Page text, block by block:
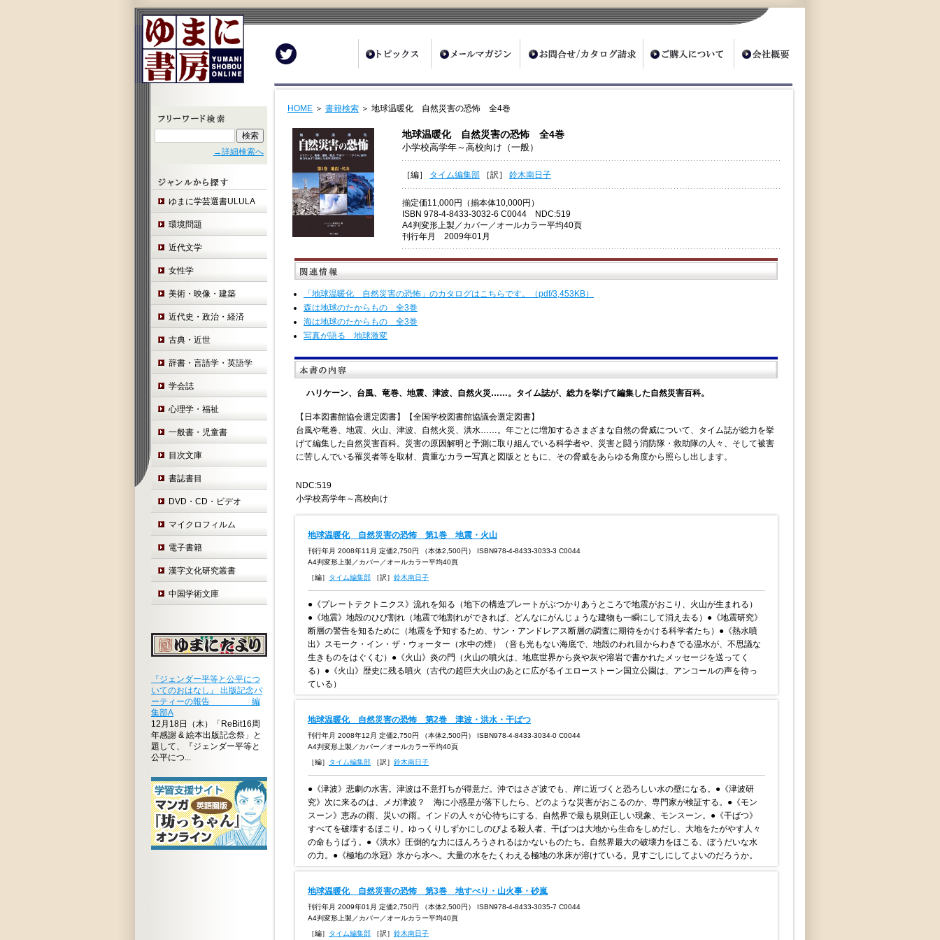
→詳細検索へ
ゆまに学芸選書ULULA
環境問題
近代文学
女性学
美術・映像・建築
近代史・政治・経済
古典・近世
辞書・言語学・英語学
学会誌
心理学・福祉
一般書・児童書
目次文庫
書誌書目
DVD・CD・ビデオ
マイクロフィルム
電子書籍
漢字文化研究叢書
中国学術文庫
『ジェンダー平等と公平につ
いてのおはなし』 出版記念パ
ーティーの報告 編
集部A
12月18日（木）「ReBit16周
年感謝 & 絵本出版記念祭」と
題して、『ジェンダー平等と
公平につ...
HOME ＞ 書籍検索 ＞ 地球温暖化 自然災害の恐怖 全4巻
地球温暖化 自然災害の恐怖 全4巻
小学校高学年～高校向け（一般）
［編］ タイム編集部 ［訳］ 鈴木南日子
揃定価11,000円（揃本体10,000円）
ISBN 978-4-8433-3032-6 C0044 NDC:519
A4判変形上製／カバー／オールカラー平均40頁
刊行年月 2009年01月
「地球温暖化 自然災害の恐怖」のカタログはこちらです。（pdf/3,453KB）
森は地球のたからもの 全3巻
海は地球のたからもの 全3巻
写真が語る 地球激変
ハリケーン、台風、竜巻、地震、津波、自然火災……。タイム誌が、総力を挙げて編集した自然災害百科。
【日本図書館協会選定図書】【全国学校図書館協議会選定図書】
台風や竜巻、地震、火山、津波、自然火災、洪水……。年ごとに増加するさまざまな自然の脅威について、タイム誌が総力を挙
げて編集した自然災害百科。災害の原因解明と予測に取り組んでいる科学者や、災害と闘う消防隊・救助隊の人々、そして被害
に苦しんでいる罹災者等を取材、貴重なカラー写真と図版とともに、その脅威をあらゆる角度から照らし出します。
NDC:519
小学校高学年～高校向け
地球温暖化 自然災害の恐怖 第1巻 地震・火山
刊行年月 2008年11月 定価2,750円 （本体2,500円） ISBN978-4-8433-3033-3 C0044
A4判変形上製／カバー／オールカラー平均40頁
［編］ タイム編集部 ［訳］ 鈴木南日子
●《プレートテクトニクス》流れを知る（地下の構造プレートがぶつかりあうところで地震がおこり、火山が生まれる）
●《地震》地殻のひび割れ（地震で地割れができれば、どんなにがんじょうな建物も一瞬にして消え去る）●《地震研究》
断層の警告を知るために（地震を予知するため、サン・アンドレアス断層の調査に期待をかける科学者たち）●《熱水噴
出》スモーク・イン・ザ・ウォーター（水中の煙）（音も光もない海底で、地殻のわれ目からわきでる温水が、不思議な
生きものをはぐくむ）●《火山》炎の門（火山の噴火は、地底世界から炎や灰や溶岩で書かれたメッセージを送ってく
る）●《火山》歴史に残る噴火（古代の超巨大火山のあとに広がるイエローストーン国立公園は、アンコールの声を待っ
ている）
地球温暖化 自然災害の恐怖 第2巻 津波・洪水・干ばつ
刊行年月 2008年12月 定価2,750円 （本体2,500円） ISBN978-4-8433-3034-0 C0044
A4判変形上製／カバー／オールカラー平均40頁
［編］ タイム編集部 ［訳］ 鈴木南日子
●《津波》悲劇の水害。津波は不意打ちが得意だ。沖ではさざ波でも、岸に近づくと恐ろしい水の壁になる。●《津波研
究》次に来るのは、メガ津波？ 海に小惑星が落下したら、どのような災害がおこるのか、専門家が検証する。●《モン
スーン》恵みの雨、災いの雨。インドの人々が心待ちにする、自然界で最も規則正しい現象、モンスーン。●《干ばつ》
すべてを破壊するほこり。ゆっくりしずかにしのびよる殺人者、干ばつは大地から生命をしめだし、大地をたがやす人々
の命もうばう。●《洪水》圧倒的な力にほんろうされるはかないものたち。自然界最大の破壊力をほこる、ぼうだいな水
の力。●《極地の氷冠》氷から水へ。大量の水をたくわえる極地の氷床が溶けている。見すごしにしてよいのだろうか。
地球温暖化 自然災害の恐怖 第3巻 地すべり・山火事・砂嵐
刊行年月 2009年01月 定価2,750円 （本体2,500円） ISBN978-4-8433-3035-7 C0044
A4判変形上製／カバー／オールカラー平均40頁
［編］ タイム編集部 ［訳］ 鈴木南日子